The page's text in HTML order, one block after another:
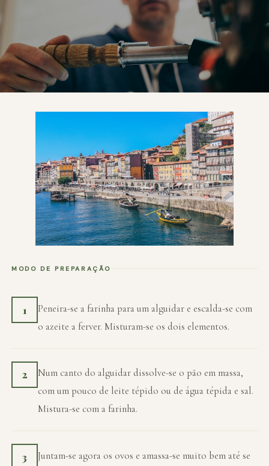
MODO DE PREPARAÇÃO
1
Peneira-se a farinha para um alguidar e escalda-se com
o azeite a ferver. Misturam-se os dois elementos.
2
Num canto do alguidar dissolve-se o pão em massa,
com um pouco de leite tépido ou de água tépida e sal.
Mistura-se com a farinha.
3
Juntam-se agora os ovos e amassa-se muito bem até se